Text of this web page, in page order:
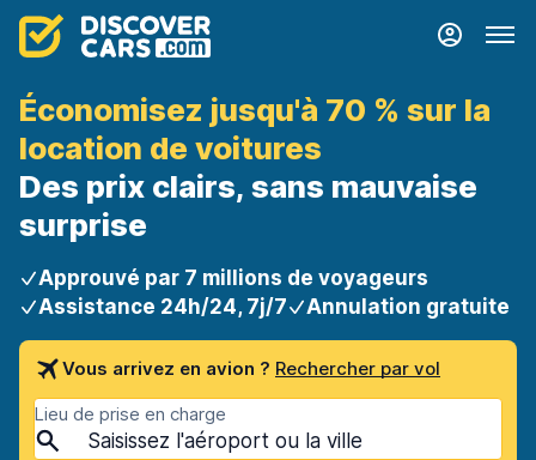
Économisez jusqu'à 70 % sur la
location de voitures
Des prix clairs, sans mauvaise
surprise
Approuvé par 7 millions de voyageurs
Assistance 24h/24, 7j/7
Annulation gratuite
Vous arrivez en avion ? Rechercher par vol
Lieu de prise en charge